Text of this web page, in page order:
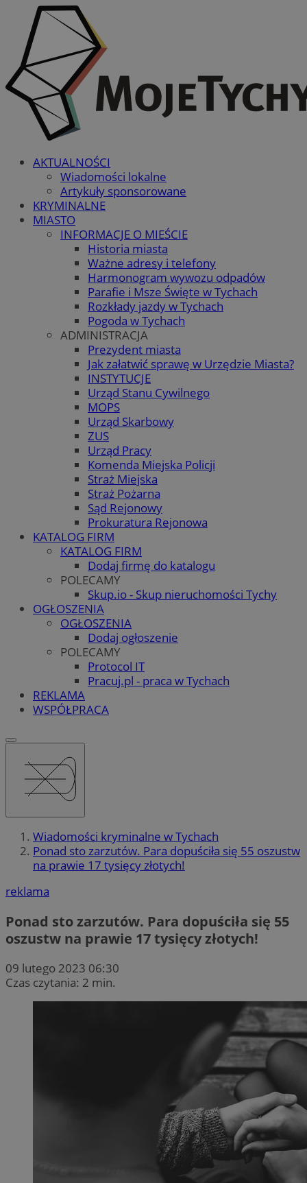
AKTUALNOŚCI
Wiadomości lokalne
Artykuły sponsorowane
KRYMINALNE
MIASTO
INFORMACJE O MIEŚCIE
Historia miasta
Ważne adresy i telefony
Harmonogram wywozu odpadów
Parafie i Msze Święte w Tychach
Rozkłady jazdy w Tychach
Pogoda w Tychach
ADMINISTRACJA
Prezydent miasta
Jak załatwić sprawę w Urzędzie Miasta?
INSTYTUCJE
Urząd Stanu Cywilnego
MOPS
Urząd Skarbowy
ZUS
Urząd Pracy
Komenda Miejska Policji
Straż Miejska
Straż Pożarna
Sąd Rejonowy
Prokuratura Rejonowa
KATALOG FIRM
KATALOG FIRM
Dodaj firmę do katalogu
POLECAMY
Skup.io - Skup nieruchomości Tychy
OGŁOSZENIA
OGŁOSZENIA
Dodaj ogłoszenie
POLECAMY
Protocol IT
Pracuj.pl - praca w Tychach
REKLAMA
WSPÓŁPRACA
Wiadomości kryminalne w Tychach
Ponad sto zarzutów. Para dopuściła się 55 oszustw
na prawie 17 tysięcy złotych!
reklama
Ponad sto zarzutów. Para dopuściła się 55
oszustw na prawie 17 tysięcy złotych!
09 lutego 2023 06:30
Czas czytania: 2 min.